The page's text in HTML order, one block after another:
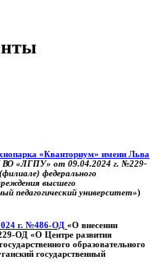
«Кванториум» имени Льва
ВО «ЛГПУ» от 09.04.2024 г. №229-
федерального
высшего
педагогический университет»)
г. №486-ОД «О внесении
ОД «О Центре развития
образовательного
государственный